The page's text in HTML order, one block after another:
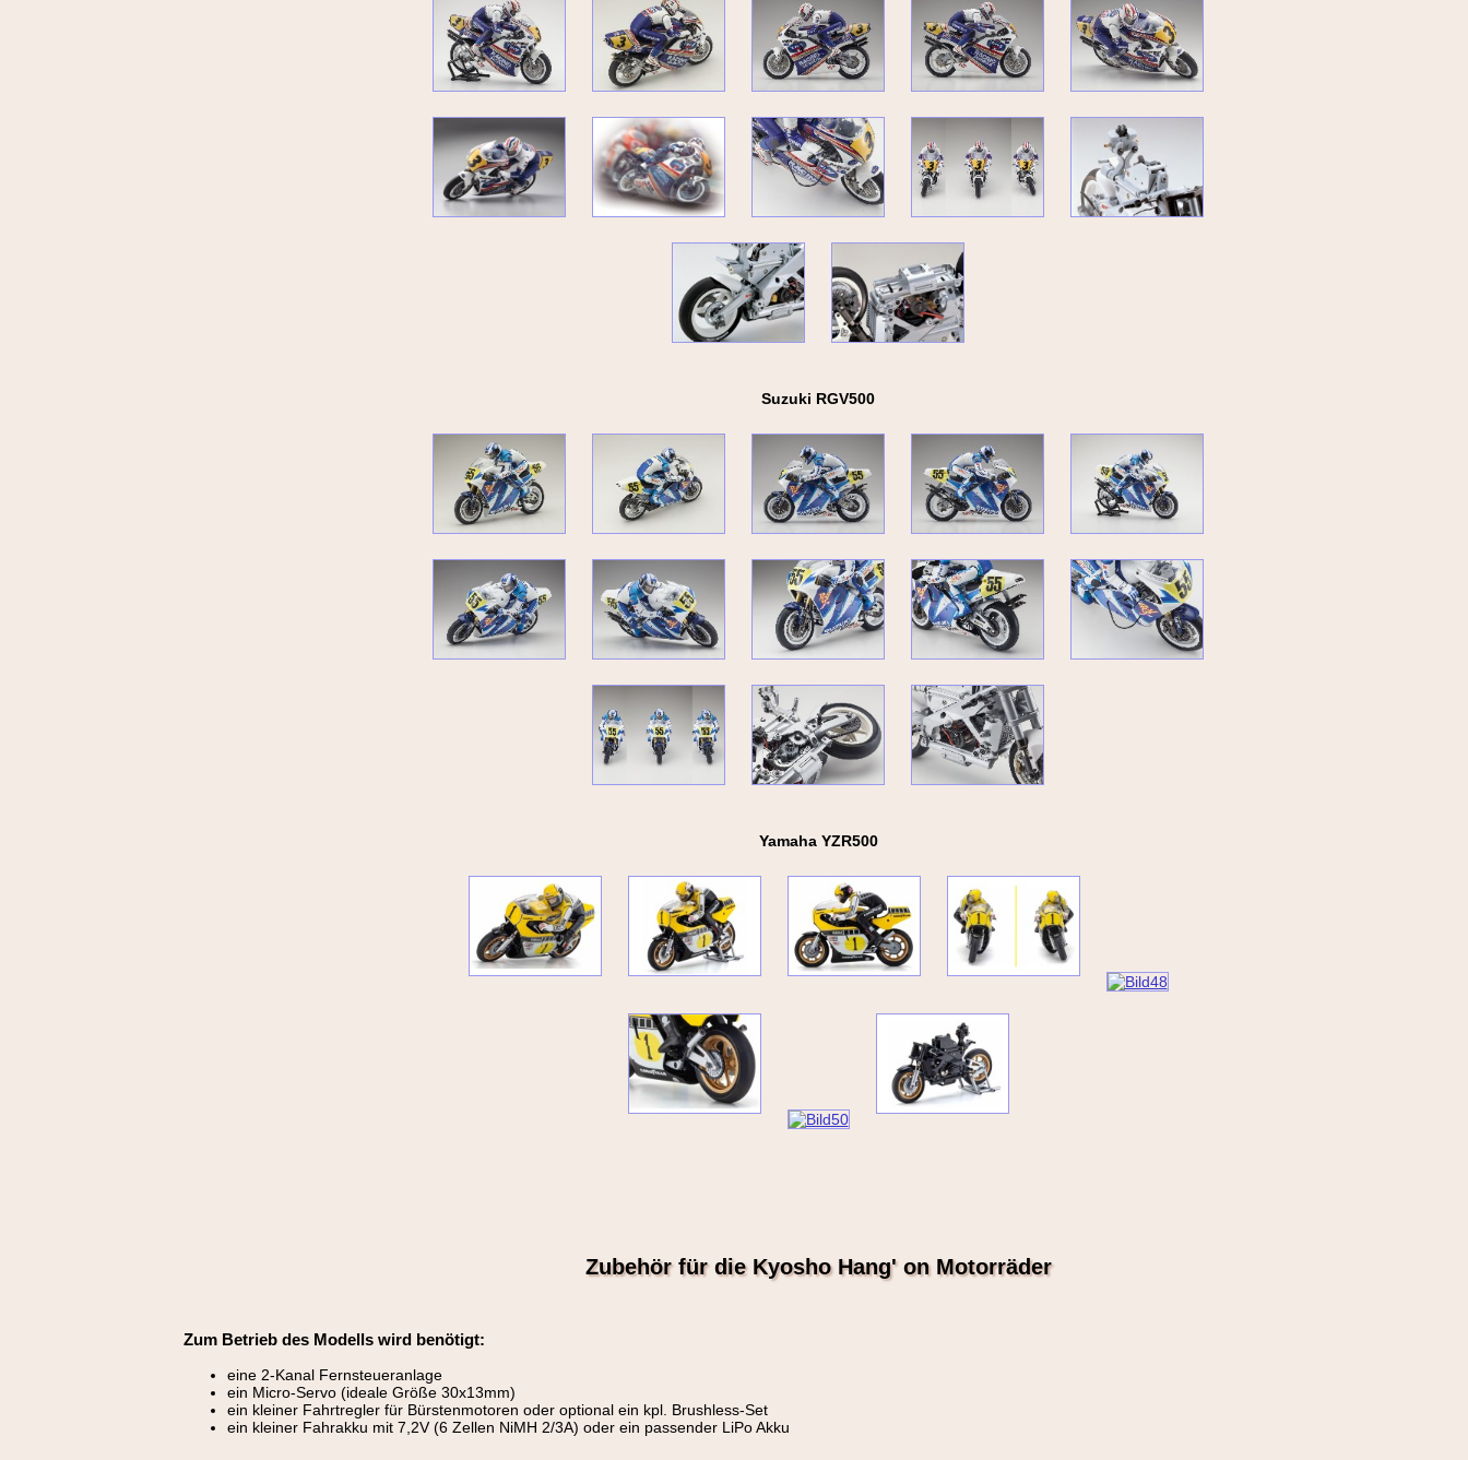
Suzuki RGV500
Yamaha YZR500
Zubehör für die Kyosho Hang' on Motorräder
Zum Betrieb des Modells wird benötigt:
eine 2-Kanal Fernsteueranlage
ein Micro-Servo (ideale Größe 30x13mm)
ein kleiner Fahrtregler für Bürstenmotoren oder optional ein kpl. Brushless-Set
ein kleiner Fahrakku mit 7,2V (6 Zellen NiMH 2/3A) oder ein passender LiPo Akku